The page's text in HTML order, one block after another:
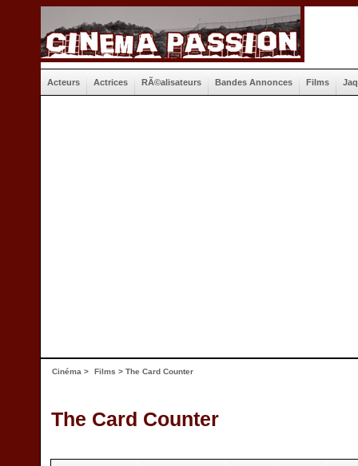
Acteurs Actrices RÃ©alisateurs Bandes Annonces Films
Cinéma > Films > The Card Counter
The Card Counter